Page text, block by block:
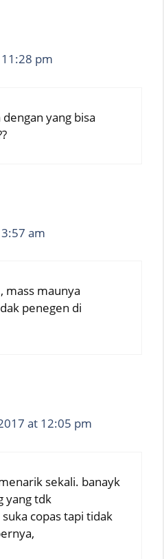
pm
yang bisa
am
mass maunya
penegen di
at 12:05 pm
sekali. banayk
yang tdk
copas tapi tidak